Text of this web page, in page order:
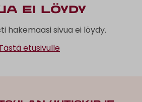
ei löydy
hakemaasi sivua ei löydy.
etusivulle